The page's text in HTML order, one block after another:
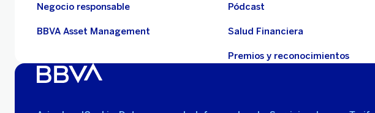
Negocio responsable
BBVA Asset Management
Pódcast
Salud Financiera
Premios y reconocimientos